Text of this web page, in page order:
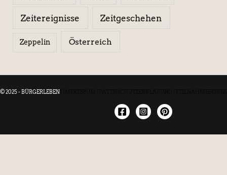
Zeitereignisse Zeitgeschehen
Zeppelin Österreich
© 2025 - BÜRGERLEBEN